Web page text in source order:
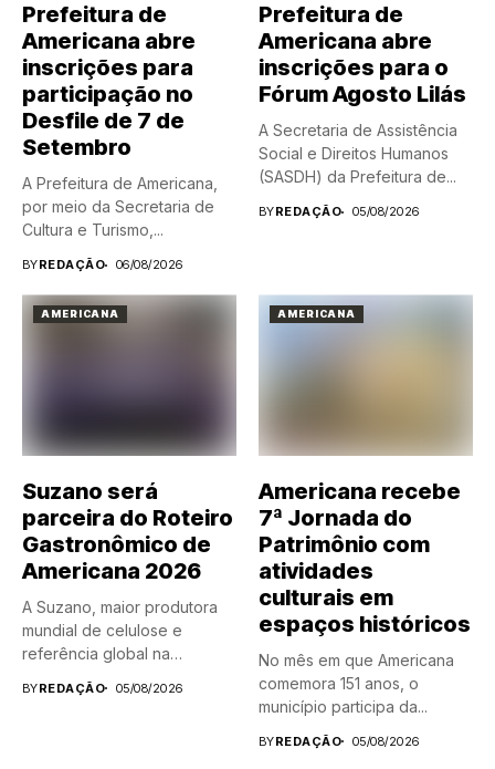
Prefeitura de
Americana abre
inscrições para
participação no
Desfile de 7 de
Setembro
A Prefeitura de Americana,
por meio da Secretaria de
Cultura e Turismo,...
BYREDAÇÃO 06/08/2026
Prefeitura de
Americana abre
inscrições para o
Fórum Agosto Lilás
A Secretaria de Assistência
Social e Direitos Humanos
(SASDH) da Prefeitura de...
BYREDAÇÃO 05/08/2026
AMERICANA
Suzano será
parceira do Roteiro
Gastronômico de
Americana 2026
A Suzano, maior produtora
mundial de celulose e
referência global na
BYREDAÇÃO 05/08/2026
AMERICANA
Americana recebe
7ª Jornada do
Patrimônio com
atividades
culturais em
espaços históricos
No mês em que Americana
comemora 151 anos, o
município participa da...
BYREDAÇÃO 05/08/2026